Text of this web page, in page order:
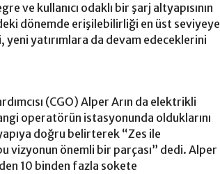
ve kullanıcı odaklı bir şarj altyapısının
dönemde erişilebilirliği en üst seviyeye
yatırımlara da devam edeceklerini
(CGO) Alper Arın da elektrikli
operatörün istasyonunda olduklarını
doğru belirterek “Zes ile
önemli bir parçası” dedi. Alper
10 binden fazla sokete